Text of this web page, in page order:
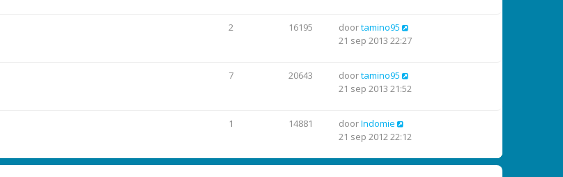
2 16195 doortamino95
21 sep 2013 22:27
7 20643 doortamino95
21 sep 2013 21:52
1 14881 doorIndomie
21 sep 2012 22:12